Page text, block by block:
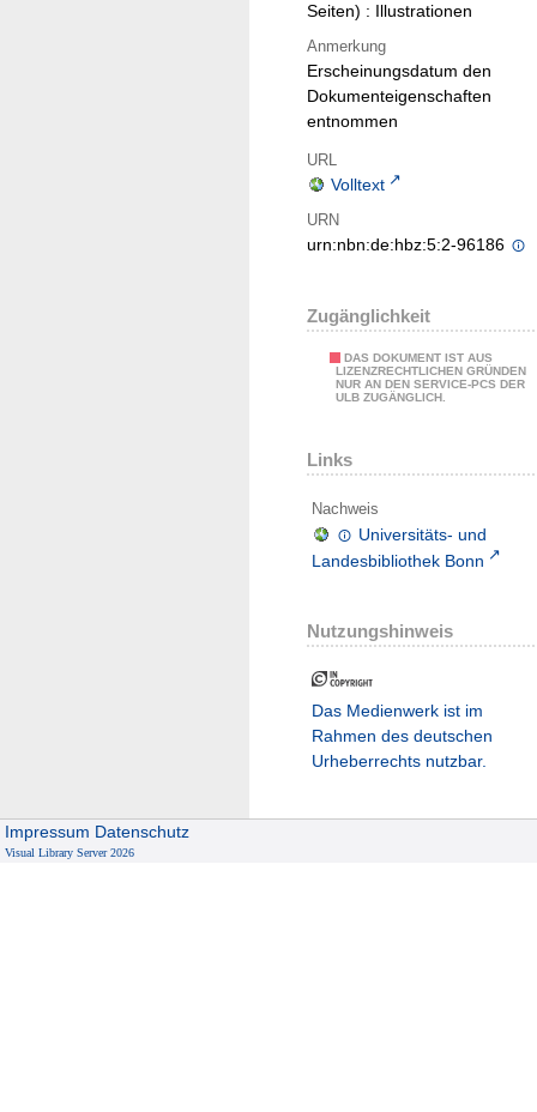
Seiten) : Illustrationen
Anmerkung
Erscheinungsdatum den
Dokumenteigenschaften
entnommen
URL
Volltext
URN
urn:nbn:de:hbz:5:2-96186
Zugänglichkeit
DAS DOKUMENT IST AUS
LIZENZRECHTLICHEN GRÜNDEN
NUR AN DEN SERVICE-PCS DER
ULB ZUGÄNGLICH.
Links
Nachweis
Universitäts- und
Landesbibliothek Bonn
Nutzungshinweis
Das Medienwerk ist im
Rahmen des deutschen
Urheberrechts nutzbar.
Impressum Datenschutz
Visual Library Server 2026